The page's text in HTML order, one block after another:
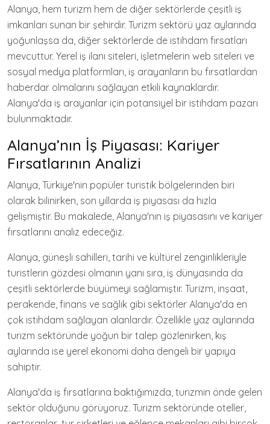
Alanya, hem turizm hem de diğer sektörlerde çeşitli iş
imkanları sunan bir şehirdir. Turizm sektörü yaz aylarında
yoğunlaşsa da, diğer sektörlerde de istihdam fırsatları
mevcuttur. Yerel iş ilanı siteleri, işletmelerin web siteleri ve
sosyal medya platformları, iş arayanların bu fırsatlardan
haberdar olmalarını sağlayan etkili kaynaklardır.
Alanya'da iş arayanlar için potansiyel bir istihdam pazarı
bulunmaktadır.
Alanya’nın İş Piyasası: Kariyer
Fırsatlarının Analizi
Alanya, Türkiye'nin popüler turistik bölgelerinden biri
olarak bilinirken, son yıllarda iş piyasası da hızla
gelişmiştir. Bu makalede, Alanya'nın iş piyasasını ve kariyer
fırsatlarını analiz edeceğiz.
Alanya, güneşli sahilleri, tarihi ve kültürel zenginlikleriyle
turistlerin gözdesi olmanın yanı sıra, iş dünyasında da
çeşitli sektörlerde büyümeyi sağlamıştır. Turizm, inşaat,
perakende, finans ve sağlık gibi sektörler Alanya'da en
çok istihdam sağlayan alanlardır. Özellikle yaz aylarında
turizm sektöründe yoğun bir talep gözlenirken, kış
aylarında ise yerel ekonomi daha dengeli bir yapıya
sahiptir.
Alanya'da iş fırsatlarına baktığımızda, turizmin önde gelen
sektör olduğunu görüyoruz. Turizm sektöründe oteller,